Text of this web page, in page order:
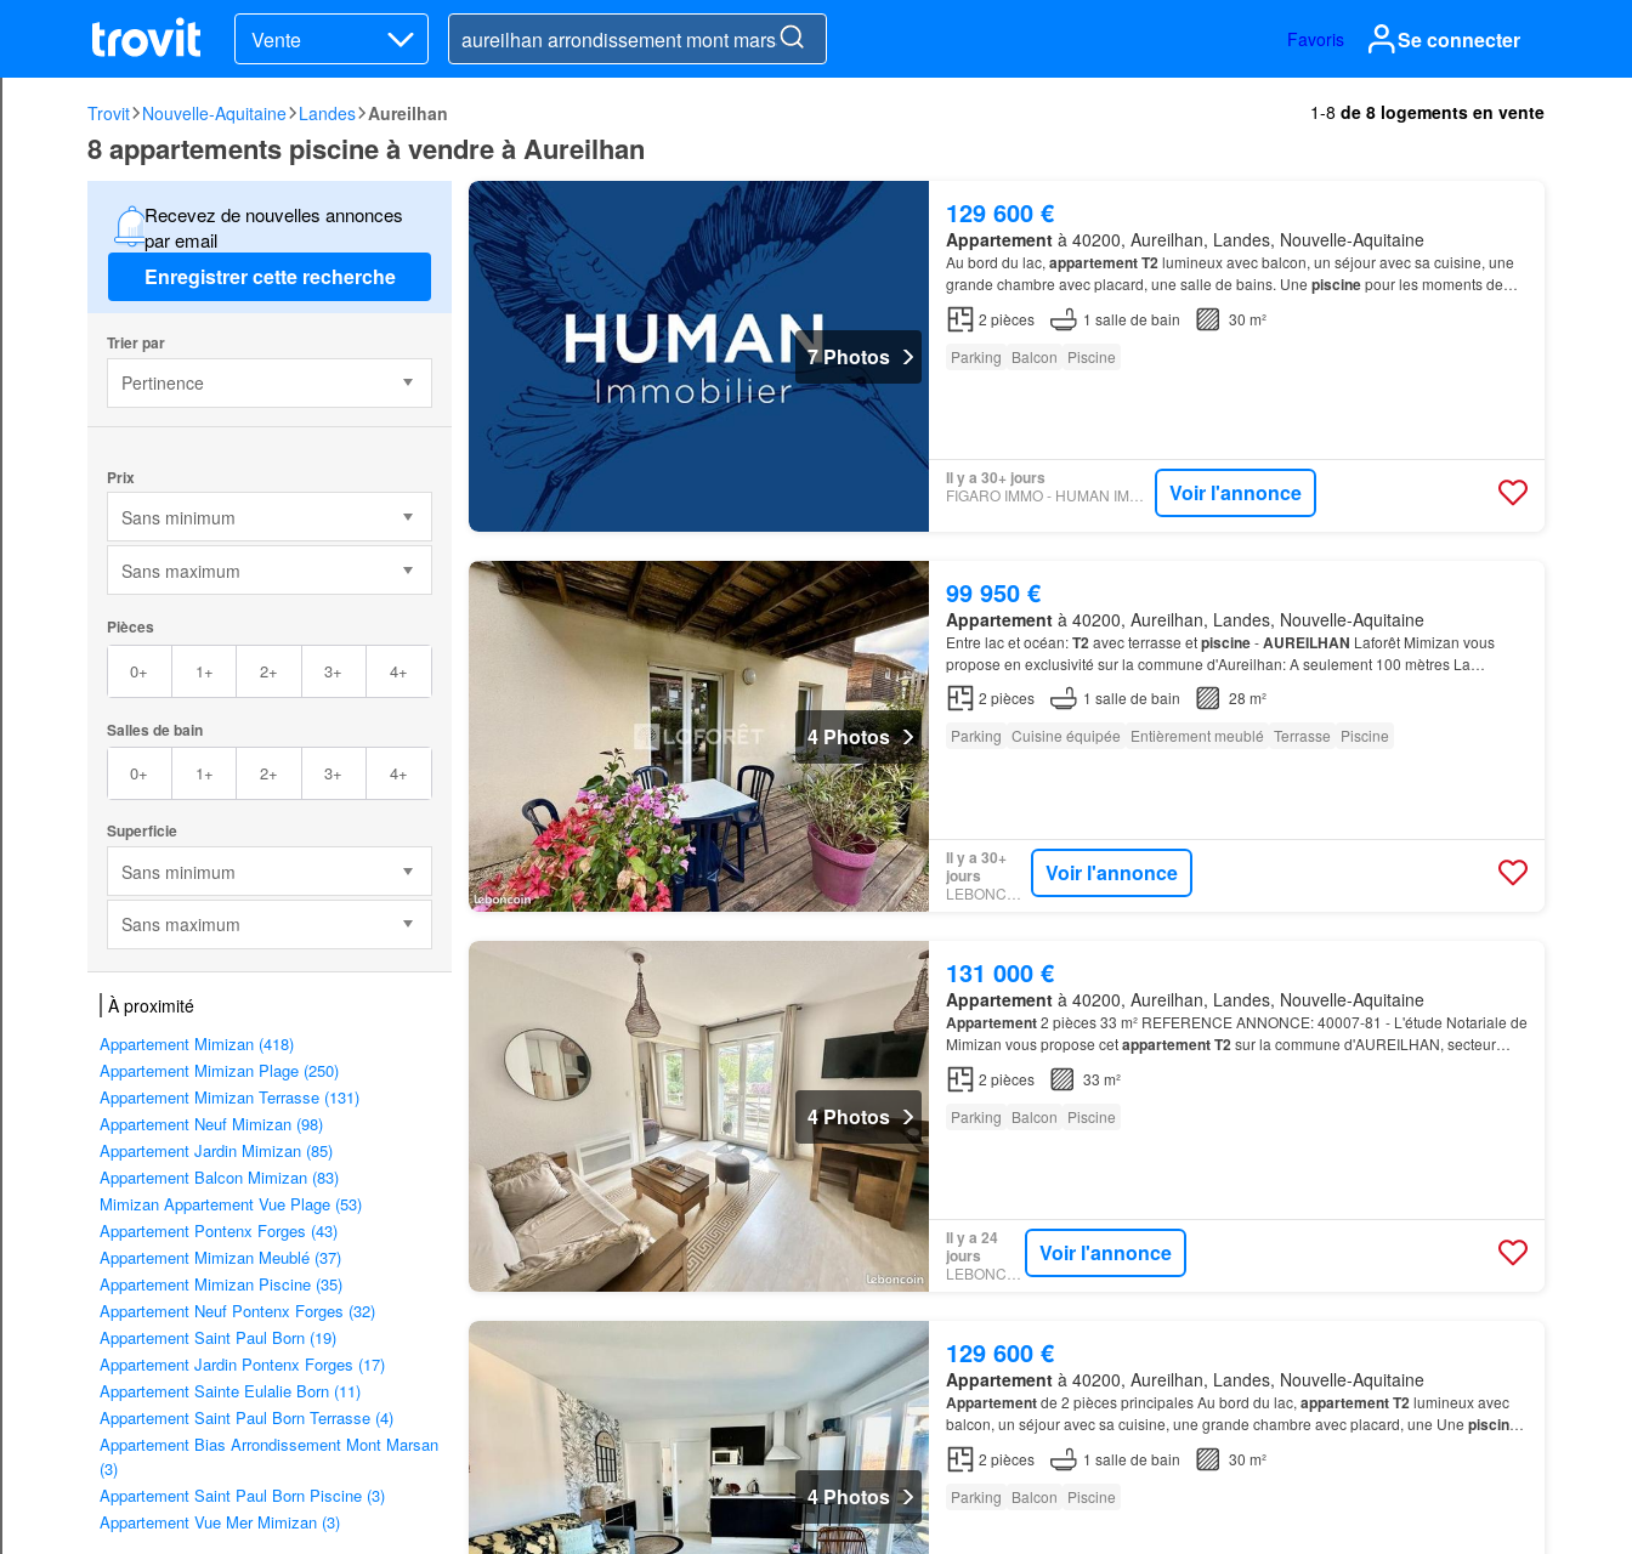
Vente Favoris Se connecter
Trovit Nouvelle-Aquitaine Landes Aureilhan 1-8 de 8 logements en vente
8 appartements piscine à vendre à Aureilhan
Recevez de nouvelles annonces
par email
Enregistrer cette recherche
Trier par
Pertinence
Prix
Sans minimum
Sans maximum
Pièces
0+ 1+ 2+ 3+ 4+
Salles de bain
0+ 1+ 2+ 3+ 4+
Superficie
Sans minimum
Sans maximum
À proximité
Appartement Mimizan (418)
Appartement Mimizan Plage (250)
Appartement Mimizan Terrasse (131)
Appartement Neuf Mimizan (98)
Appartement Jardin Mimizan (85)
Appartement Balcon Mimizan (83)
Mimizan Appartement Vue Plage (53)
Appartement Pontenx Forges (43)
Appartement Mimizan Meublé (37)
Appartement Mimizan Piscine (35)
Appartement Neuf Pontenx Forges (32)
Appartement Saint Paul Born (19)
Appartement Jardin Pontenx Forges (17)
Appartement Sainte Eulalie Born (11)
Appartement Saint Paul Born Terrasse (4)
Appartement Bias Arrondissement Mont Marsan
(3)
Appartement Saint Paul Born Piscine (3)
Appartement Vue Mer Mimizan (3)
7 Photos
129 600 €
Appartementà 40200, Aureilhan, Landes, Nouvelle-Aquitaine
Au bord du lac, appartement T2lumineux avec balcon, un séjour avec sa cuisine, une
grande chambre avec placard, une salle de bains. Une piscinepour les moments de
détentes…
2 pièces 1 salle de bain
30 m²
Parking Balcon Piscine
Il y a 30+ jours
Voir l'annonce
4 Photos
99 950 €
Appartementà 40200, Aureilhan, Landes, Nouvelle-Aquitaine
Entre lac et océan:T2avec terrasse etpiscine-AUREILHAN Laforêt Mimizan vous
propose en exclusivité sur la commune d'Aureilhan: A seulement 100 mètres La
résidence offre un environnement agréable avec
2 pièces 1 salle de bain
28 m²
Parking Cuisine équipée Entièrement meublé Terrasse Piscine
Il y a 30+
jours
Voir l'annonce
4 Photos
131 000 €
Appartementà 40200, Aureilhan, Landes, Nouvelle-Aquitaine
Appartement2 pièces 33 m² REFERENCE ANNONCE: 40007-81 - L'étude Notariale de
Mimizan vous propose cetappartement T2sur la commune d'AUREILHAN, secteur
Vous pourrez également profiter des belles journées ensoleillées autour…
2 pièces
33 m²
Parking Balcon Piscine
Il y a 24
jours
Voir l'annonce
4 Photos
129 600 €
Appartementà 40200, Aureilhan, Landes, Nouvelle-Aquitaine
Appartementde 2 pièces principales Au bord du lac, appartement T2lumineux avec
balcon, un séjour avec sa cuisine, une grande chambre avec placard, une Une piscine
pour les moments de détentes.…
2 pièces 1 salle de bain
30 m²
Parking Balcon Piscine